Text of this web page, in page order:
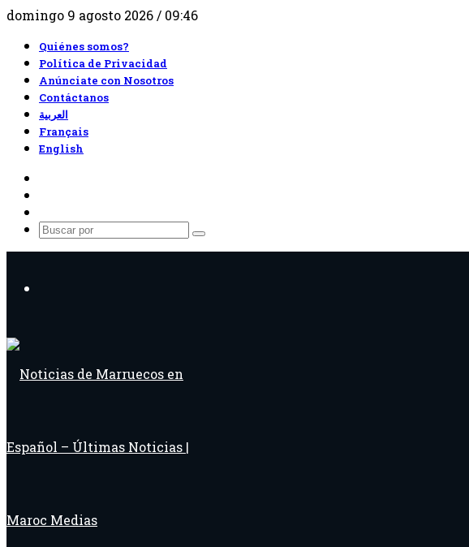
domingo 9 agosto 2026 / 09:46
Quiénes somos?
Política de Privacidad
Anúnciate con Nosotros
Contáctanos
العربية
Français
English
Buscar
por